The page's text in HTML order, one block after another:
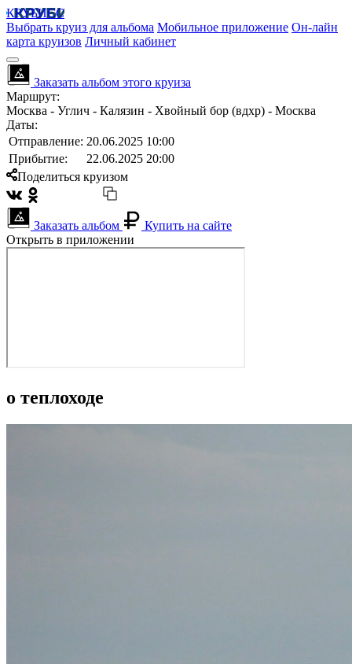
КРУБИСС
Выбрать круиз для альбома Мобильное приложение Он-лайн
карта круизов Личный кабинет
Заказать альбом этого круиза
Маршрут:
Москва - Углич - Калязин - Хвойный бор (вдхр) - Москва
Даты:
Отправление: 20.06.2025 10:00
Прибытие:
22.06.2025 20:00
Поделиться круизом
Заказать альбом
Купить на сайте
Открыть в приложении
о теплоходе